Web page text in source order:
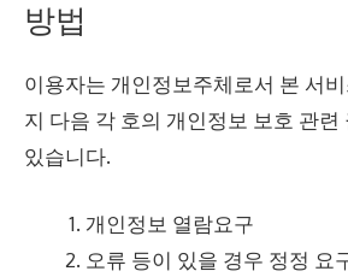
방법
이용자는 개인정보주체로서 본 서
지 다음 각 호의 개인정보 보호 관련
있습니다.
개인정보 열람요구
오류 등이 있을 경우 정정 요